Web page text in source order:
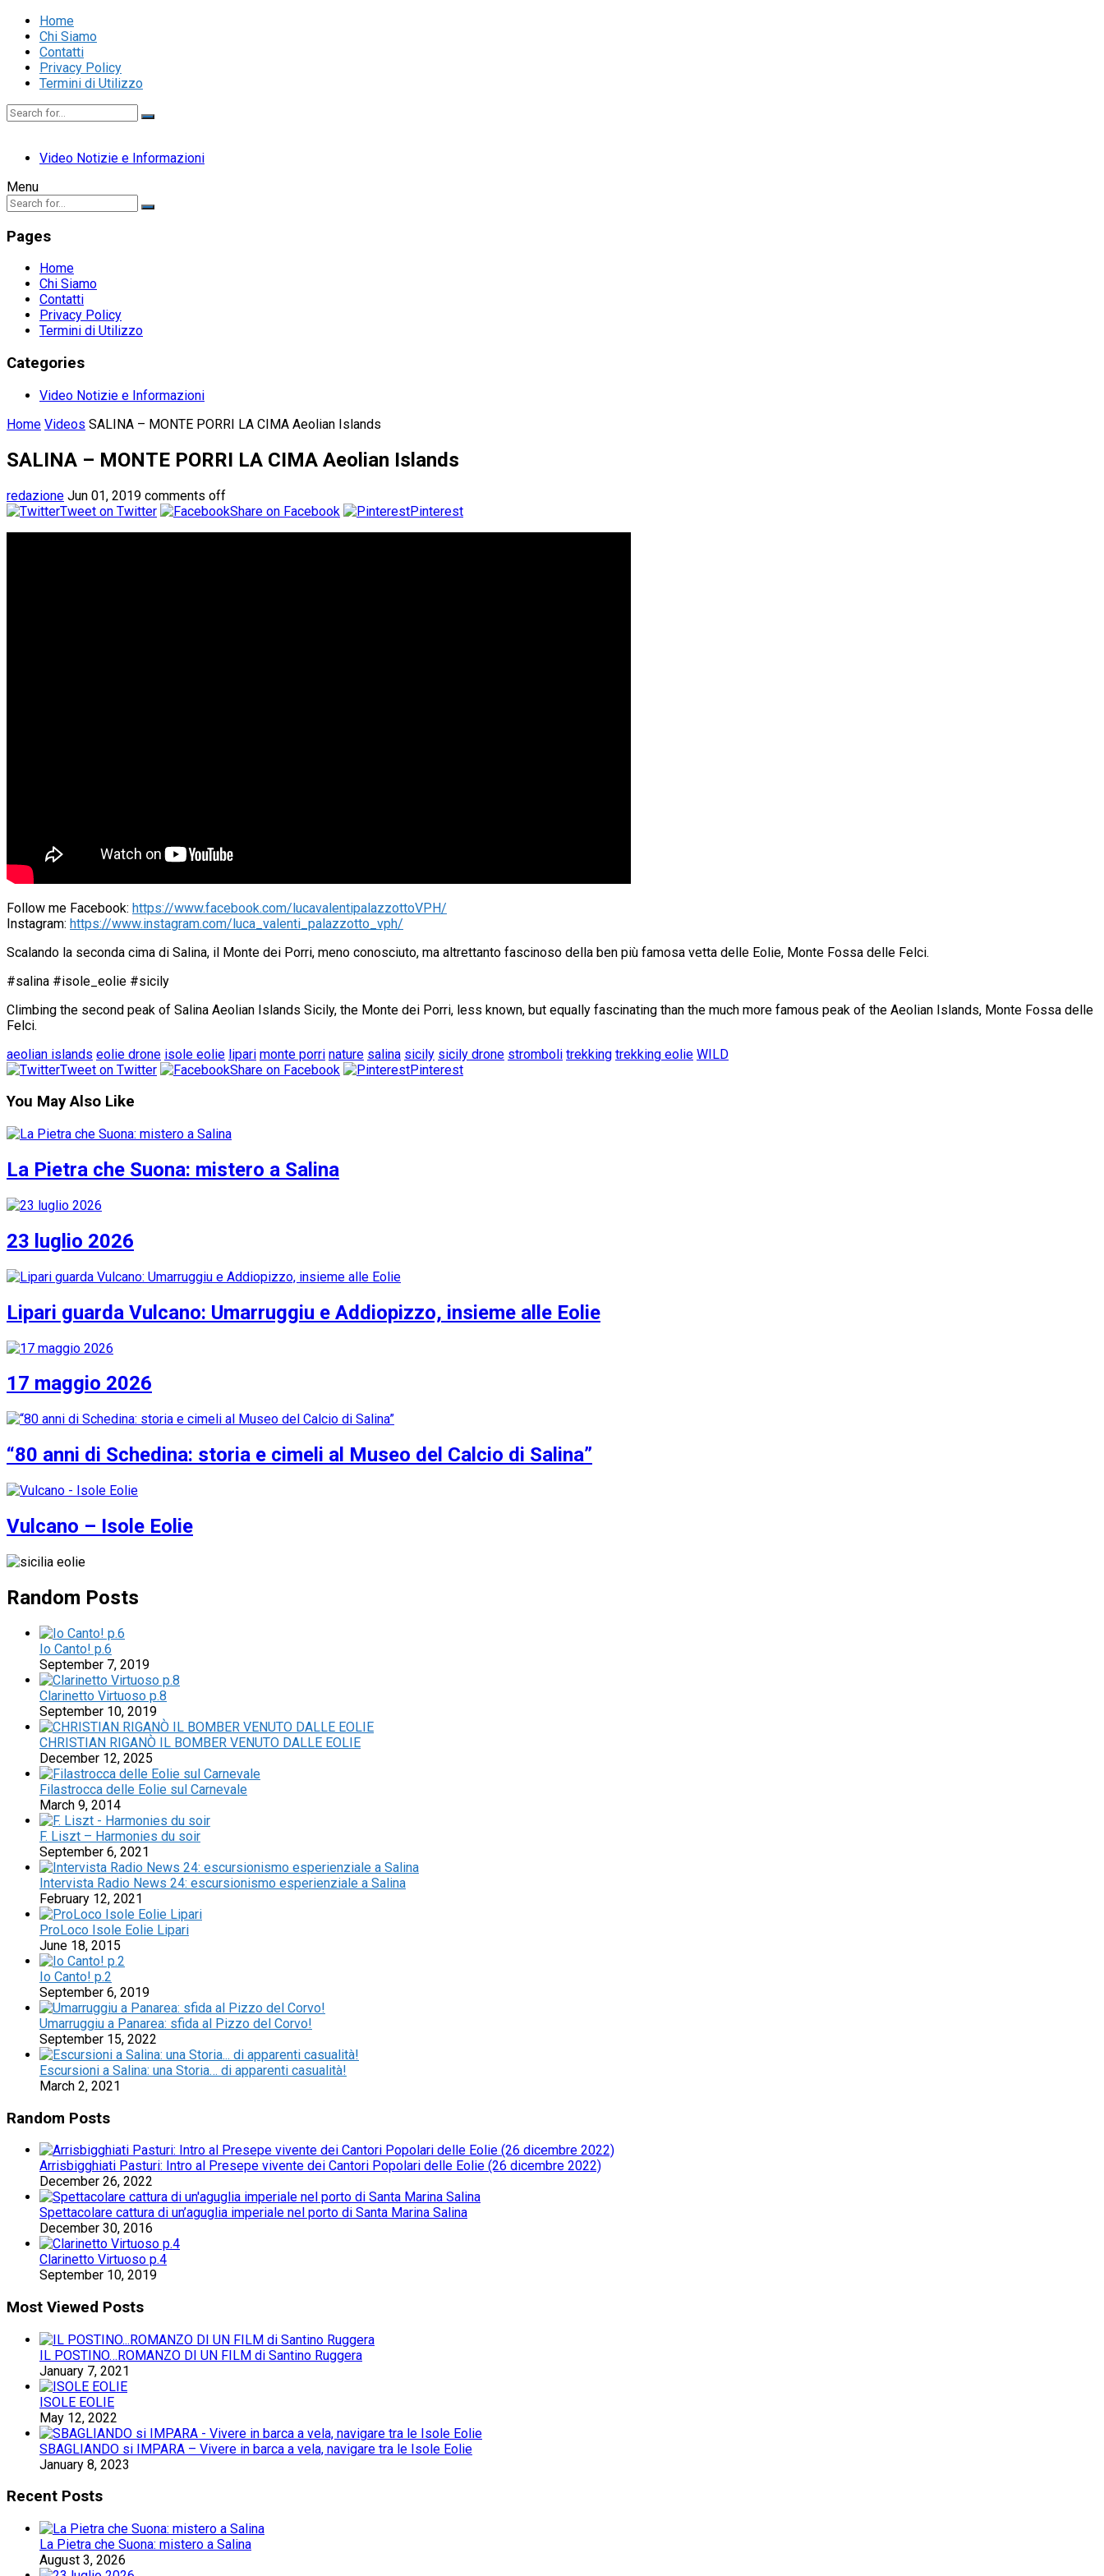
Home
Chi Siamo
Contatti
Privacy Policy
Termini di Utilizzo
Video Notizie e Informazioni
Menu
Pages
Home
Chi Siamo
Contatti
Privacy Policy
Termini di Utilizzo
Categories
Video Notizie e Informazioni
Home Videos SALINA – MONTE PORRI LA CIMA Aeolian Islands
SALINA – MONTE PORRI LA CIMA Aeolian Islands
redazione Jun 01, 2019 comments off
Tweet on Twitter
Share on Facebook Pinterest
Follow me Facebook: https://www.facebook.com/lucavalentipalazzottoVPH/
Instagram: https://www.instagram.com/luca_valenti_palazzotto_vph/
Scalando la seconda cima di Salina, il Monte dei Porri, meno conosciuto, ma altrettanto fascinoso della ben più famosa vetta delle Eolie, Monte Fossa delle Felci.
#salina #isole_eolie #sicily
Climbing the second peak of Salina Aeolian Islands Sicily, the Monte dei Porri, less known, but equally fascinating than the much more famous peak of the Aeolian Islands, Monte Fossa delle
Felci.
aeolian islands eolie drone isole eolie lipari monte porri nature salina sicily sicily drone stromboli trekking trekking eolie WILD
Tweet on Twitter
Share on Facebook Pinterest
You May Also Like
La Pietra che Suona: mistero a Salina
23 luglio 2026
Lipari guarda Vulcano: Umarruggiu e Addiopizzo, insieme alle Eolie
17 maggio 2026
“80 anni di Schedina: storia e cimeli al Museo del Calcio di Salina”
Vulcano – Isole Eolie
Random Posts
Io Canto! p.6
September 7, 2019
Clarinetto Virtuoso p.8
September 10, 2019
CHRISTIAN RIGANÒ IL BOMBER VENUTO DALLE EOLIE
December 12, 2025
Filastrocca delle Eolie sul Carnevale
March 9, 2014
F. Liszt – Harmonies du soir
September 6, 2021
Intervista Radio News 24: escursionismo esperienziale a Salina
February 12, 2021
ProLoco Isole Eolie Lipari
June 18, 2015
Io Canto! p.2
September 6, 2019
Umarruggiu a Panarea: sfida al Pizzo del Corvo!
September 15, 2022
Escursioni a Salina: una Storia… di apparenti casualità!
March 2, 2021
Random Posts
Arrisbigghiati Pasturi: Intro al Presepe vivente dei Cantori Popolari delle Eolie (26 dicembre 2022)
December 26, 2022
Spettacolare cattura di un’aguglia imperiale nel porto di Santa Marina Salina
December 30, 2016
Clarinetto Virtuoso p.4
September 10, 2019
Most Viewed Posts
IL POSTINO…ROMANZO DI UN FILM di Santino Ruggera
January 7, 2021
ISOLE EOLIE
May 12, 2022
SBAGLIANDO si IMPARA – Vivere in barca a vela, navigare tra le Isole Eolie
January 8, 2023
Recent Posts
La Pietra che Suona: mistero a Salina
August 3, 2026